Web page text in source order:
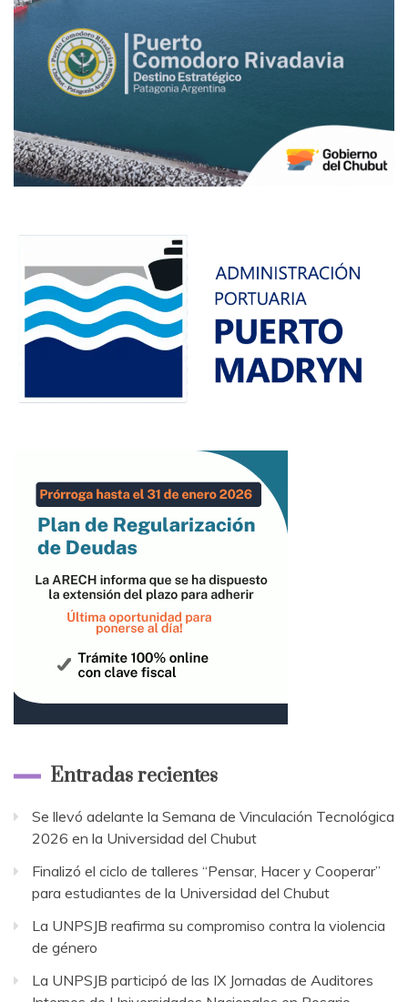
Entradas recientes
Se llevó adelante la Semana de Vinculación Tecnológica
2026 en la Universidad del Chubut
Finalizó el ciclo de talleres “Pensar, Hacer y Cooperar”
para estudiantes de la Universidad del Chubut
La UNPSJB reafirma su compromiso contra la violencia
de género
La UNPSJB participó de las IX Jornadas de Auditores